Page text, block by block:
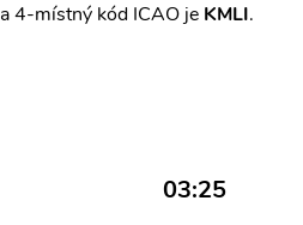
a 4-místný kód ICAO je KMLI.
03:25